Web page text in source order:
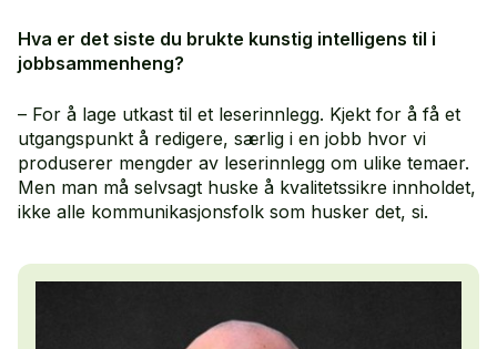
Hva er det siste du brukte kunstig intelligens til i
jobbsammenheng?
– For å lage utkast til et leserinnlegg. Kjekt for å få et
utgangspunkt å redigere, særlig i en jobb hvor vi
produserer mengder av leserinnlegg om ulike temaer.
Men man må selvsagt huske å kvalitetssikre innholdet,
ikke alle kommunikasjonsfolk som husker det, si.